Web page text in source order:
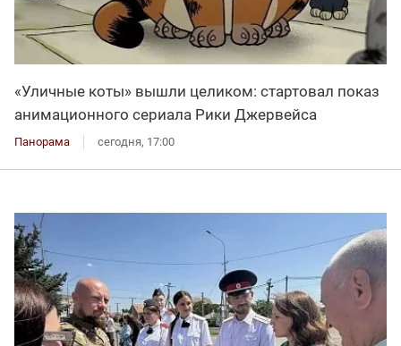
«Уличные коты» вышли целиком: стартовал показ
анимационного сериала Рики Джервейса
Панорама сегодня, 17:00